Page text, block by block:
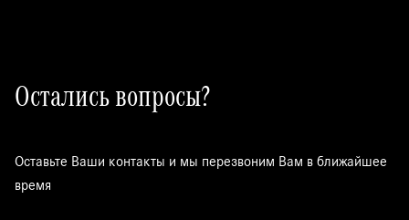
Остались вопросы?
Оставьте Ваши контакты и мы перезвоним Вам в ближайшее
время